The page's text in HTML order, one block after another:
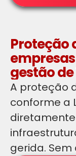
Proteção
empresas
gestão de
A proteção
conforme a
gerida.